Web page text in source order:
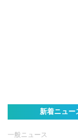
新着ニュー
一般ニュース